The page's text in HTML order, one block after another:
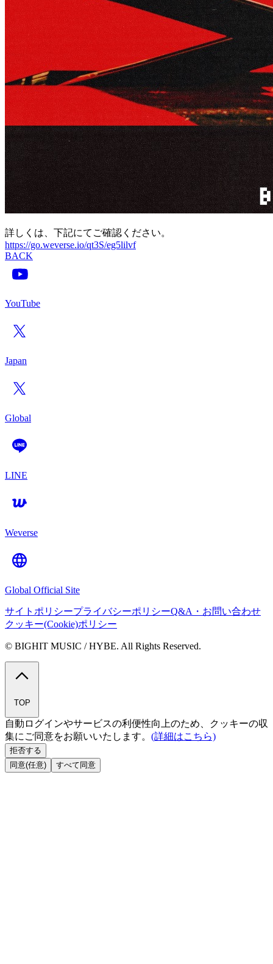
詳しくは、下記にてご確認ください。
https://go.weverse.io/qt3S/eg5lilvf
BACK
YouTube
Japan
Global
LINE
Weverse
Global Official Site
サイトポリシープライバシーポリシーQ&A・お問い合わせ
クッキー(Cookie)ポリシー
© BIGHIT MUSIC / HYBE. All Rights Reserved.
TOP
自動ログインやサービスの利便性向上のため、クッキーの収
集にご同意をお願いいたします。 (詳細はこちら)
拒否する
同意(任意)
すべて同意